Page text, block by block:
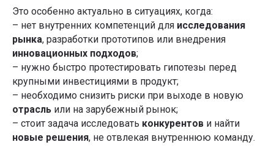
Это особенно актуально в ситуациях, когда:
– нет внутренних компетенций для исследования
рынка, разработки прототипов или внедрения
инновационных подходов;
– нужно быстро протестировать гипотезы перед
крупными инвестициями в продукт;
– необходимо снизить риски при выходе в новую
отрасль или на зарубежный рынок;
– стоит задача исследовать конкурентов и найти
новые решения, не отвлекая внутреннюю команду.